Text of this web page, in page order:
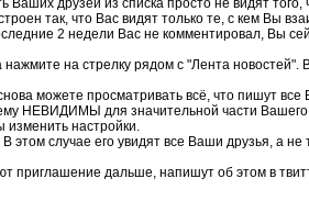
Ваших друзей из списка просто не видят
так, что Вас видят только те, с кем Вы
2 недели Вас не комментировал, Вы
нажмите на стрелку рядом с "Лента
можете просматривать всё, что пишут все
для значительной части Вашего
настройки.
случае его увидят все Ваши друзья, а не
приглашение дальше, напишут об этом в